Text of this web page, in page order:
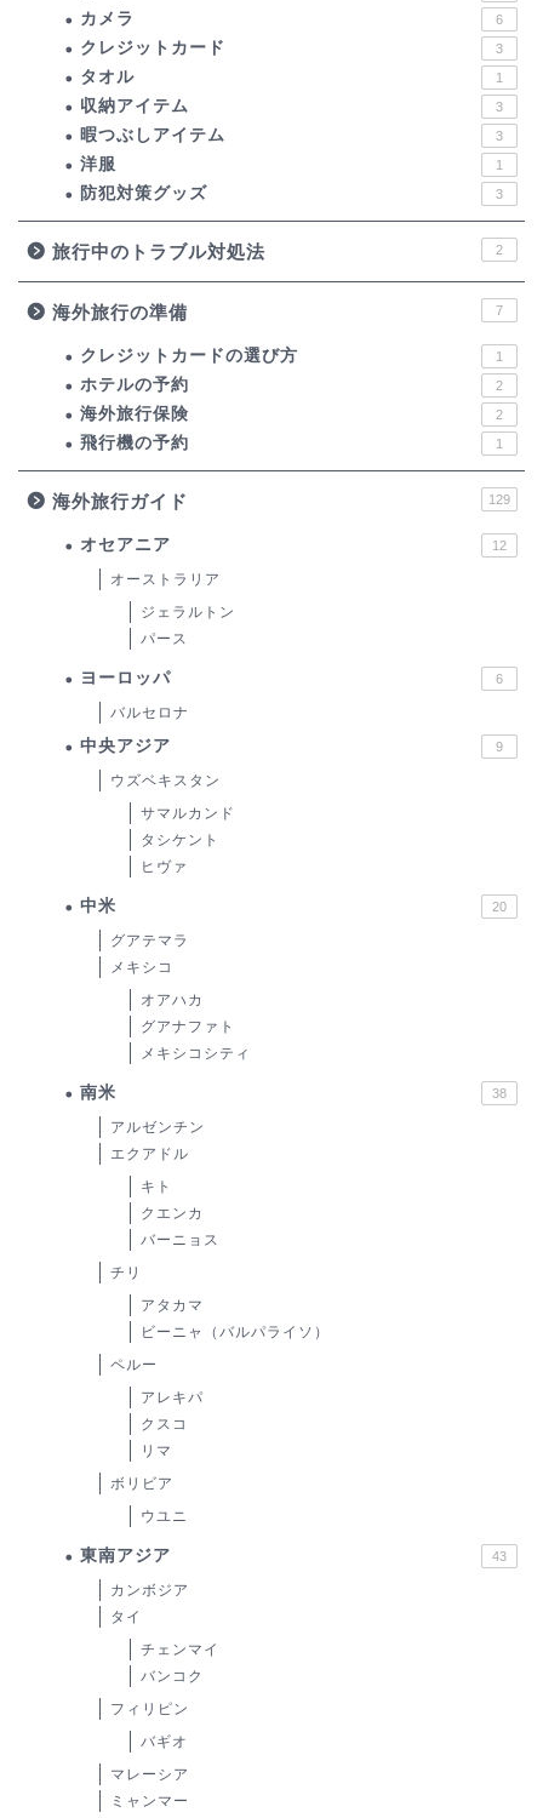
カメラ 6
クレジットカード 3
タオル 1
収納アイテム 3
暇つぶしアイテム 3
洋服 1
防犯対策グッズ 3
旅行中のトラブル対処法 2
海外旅行の準備 7
クレジットカードの選び方 1
ホテルの予約 2
海外旅行保険 2
飛行機の予約 1
海外旅行ガイド 129
オセアニア 12
オーストラリア
ジェラルトン
パース
ヨーロッパ 6
バルセロナ
中央アジア 9
ウズベキスタン
サマルカンド
タシケント
ヒヴァ
中米 20
グアテマラ
メキシコ
オアハカ
グアナファト
メキシコシティ
南米 38
アルゼンチン
エクアドル
キト
クエンカ
バーニョス
チリ
アタカマ
ビーニャ（バルパライソ）
ペルー
アレキパ
クスコ
リマ
ボリビア
ウユニ
東南アジア 43
カンボジア
タイ
チェンマイ
バンコク
フィリピン
バギオ
マレーシア
ミャンマー